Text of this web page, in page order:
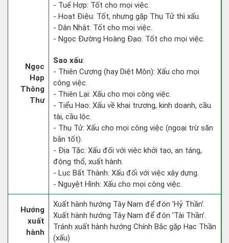
Ngọc
Hạp
Thông
Thư
- Tuế Hợp: Tốt cho mọi việc.
- Hoạt Điệu: Tốt, nhưng gặp Thụ Tử thì xấu.
- Dân Nhật: Tốt cho mọi việc.
- Ngọc Đường Hoàng Đạo: Tốt cho mọi việc.
Sao xấu:
- Thiên Cương (hay Diệt Môn): Xấu cho mọi
công việc.
- Thiên Lại: Xấu cho mọi công việc.
- Tiểu Hao: Xấu về khai trương, kinh doanh, cầu
tài, cầu lộc.
- Thụ Tử: Xấu cho mọi công việc (ngoại trừ săn
bắn tốt).
- Địa Tặc: Xấu đối với việc khởi tạo, an táng,
động thổ, xuất hành.
- Lục Bất Thành: Xấu đối với việc xây dựng.
- Nguyệt Hình: Xấu cho mọi công việc.
Hướng
xuất
hành
Xuất hành hướng Tây Nam để đón 'Hỷ Thần'.
Xuất hành hướng Tây Nam để đón 'Tài Thần'.
Tránh xuất hành hướng Chính Bắc gặp Hạc Thần
(xấu)